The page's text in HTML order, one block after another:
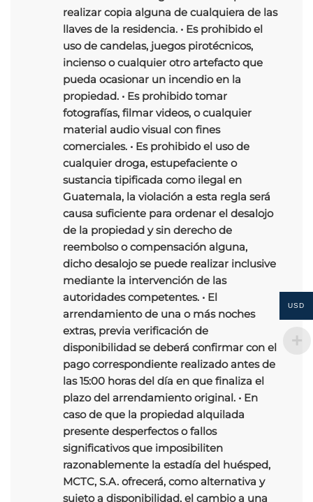
realizar copia alguna de cualquiera de las
llaves de la residencia. • Es prohibido el
uso de candelas, juegos pirotécnicos,
incienso o cualquier otro artefacto que
pueda ocasionar un incendio en la
propiedad. • Es prohibido tomar
fotografías, filmar videos, o cualquier
material audio visual con fines
comerciales. • Es prohibido el uso de
cualquier droga, estupefaciente o
sustancia tipificada como ilegal en
Guatemala, la violación a esta regla será
causa suficiente para ordenar el desalojo
de la propiedad y sin derecho de
reembolso o compensación alguna,
dicho desalojo se puede realizar inclusive
mediante la intervención de las
autoridades competentes. • El
arrendamiento de una o más noches
extras, previa verificación de
disponibilidad se deberá confirmar con el
pago correspondiente realizado antes de
las 15:00 horas del día en que finaliza el
plazo del arrendamiento original. • En
caso de que la propiedad alquilada
presente desperfectos o fallos
significativos que imposibiliten
razonablemente la estadía del huésped,
MCTC, S.A. ofrecerá, como alternativa y
sujeto a disponibilidad, el cambio a una
USD